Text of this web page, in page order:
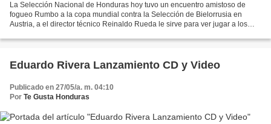
La Selección Nacional de Honduras hoy tuvo un encuentro amistoso de
fogueo Rumbo a la copa mundial contra la Selección de Bielorrusia en
Austria, a el director técnico Reinaldo Rueda le sirve para ver jugar a los
Eduardo Rivera Lanzamiento CD y Video
Publicado en 27/05/a. m. 04:10
Por Te Gusta Honduras